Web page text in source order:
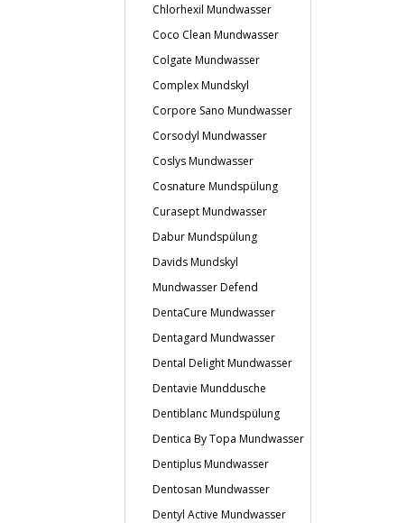
Chlorhexil Mundwasser
Coco Clean Mundwasser
Colgate Mundwasser
Complex Mundskyl
Corpore Sano Mundwasser
Corsodyl Mundwasser
Coslys Mundwasser
Cosnature Mundspülung
Curasept Mundwasser
Dabur Mundspülung
Davids Mundskyl
Mundwasser Defend
DentaCure Mundwasser
Dentagard Mundwasser
Dental Delight Mundwasser
Dentavie Munddusche
Dentiblanc Mundspülung
Dentica By Topa Mundwasser
Dentiplus Mundwasser
Dentosan Mundwasser
Dentyl Active Mundwasser